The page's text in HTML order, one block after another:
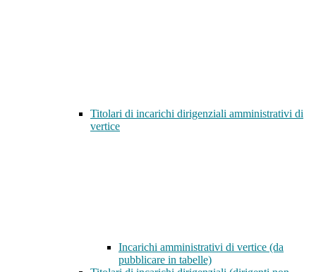
Titolari di incarichi dirigenziali amministrativi di
vertice
Incarichi amministrativi di vertice (da
pubblicare in tabelle)